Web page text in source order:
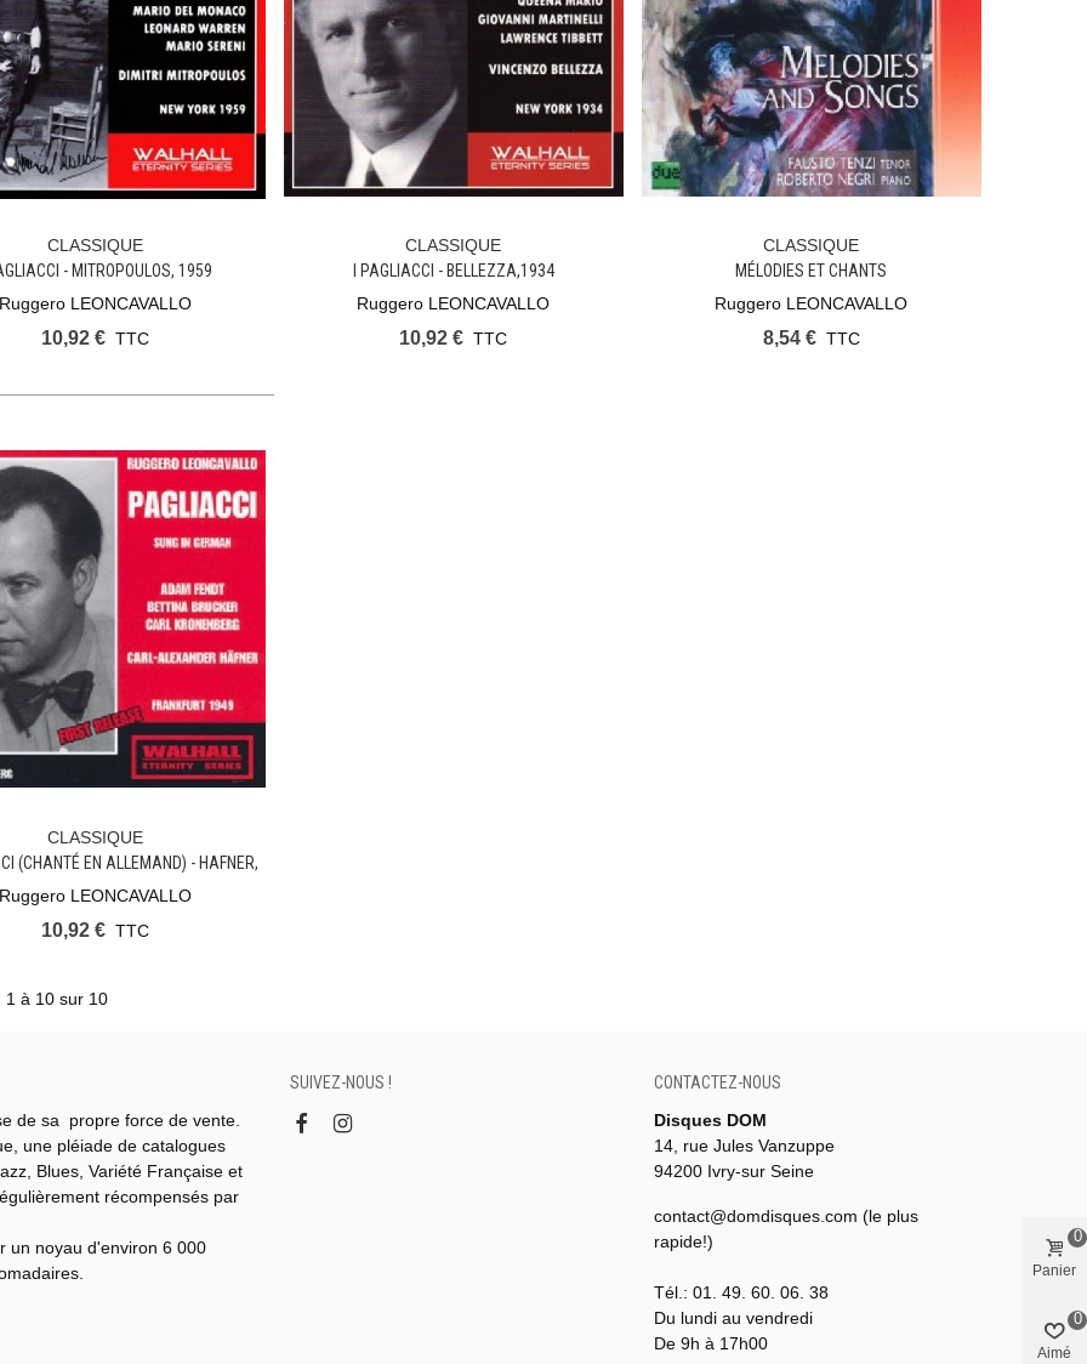
Ajouter Au Panier
CLASSIQUE
- MITROPOULOS, 1959
Ruggero LEONCAVALLO
10,92 € TTC
Ajouter Au Panier
CLASSIQUE
I PAGLIACCI - BELLEZZA,1934
Ruggero LEONCAVALLO
10,92 € TTC
Ajouter Au Panier
CLASSIQUE
MÉLODIES ET CHANTS
Ruggero LEONCAVALLO
8,54 € TTC
Ajouter Au Panier
CLASSIQUE
(CHANTÉ EN ALLEMAND) - HAFNER,
1949
Ruggero LEONCAVALLO
10,92 € TTC
1 à 10 sur 10
de sa propre force de vente.
une pléiade de catalogues
Blues, Variété Française et
récompensés par
un noyau d'environ 6 000
SUIVEZ-NOUS !
CONTACTEZ-NOUS
Disques DOM
14, rue Jules Vanzuppe
94200 Ivry-sur Seine
contact@domdisques.com (le plus
rapide!)
Tél.: 01. 49. 60. 06. 38
Du lundi au vendredi
De 9h à 17h00
Panier
0
Aimé
0